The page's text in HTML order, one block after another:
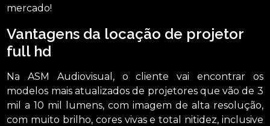
mercado!
Vantagens da locação de projetor
full hd
Na ASM Audiovisual, o cliente vai encontrar os
modelos mais atualizados de projetores que vão de 3
mil a 10 mil lumens, com imagem de alta resolução,
com muito brilho, cores vivas e total nitidez, inclusive